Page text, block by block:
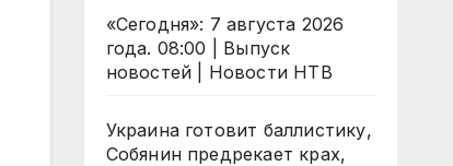
«Сегодня»: 7 августа 2026
года. 08:00 | Выпуск
новостей | Новости НТВ
Украина готовит баллистику,
Собянин предрекает крах,